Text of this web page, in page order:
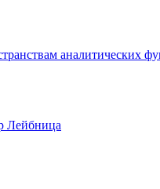
аналитических
Лейбница